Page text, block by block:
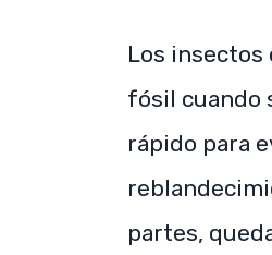
Los insectos
fósil cuando
rápido para
partes,